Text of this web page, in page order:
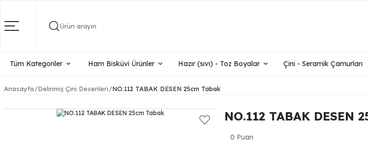
Ürün arayın
Tüm Kategoriler Ham Bisküvi Ürünler Hazır (sıvı) - Toz Boyalar Çini - Seramik Çamurları
Anasayfa Delinmiş Çini Desenleri NO.112 TABAK DESEN 25cm Tabak
NO.112 TABAK DESEN
0 Puan